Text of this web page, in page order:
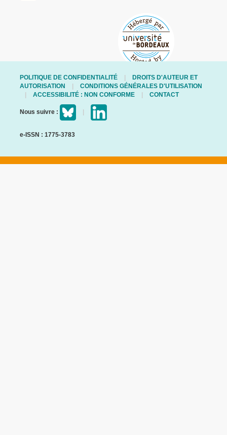
POLITIQUE DE CONFIDENTIALITÉ
DROITS D'AUTEUR ET
AUTORISATION
CONDITIONS GÉNÉRALES D'UTILISATION
ACCESSIBILITÉ : NON CONFORME
CONTACT
Nous suivre :
e-ISSN : 1775-3783